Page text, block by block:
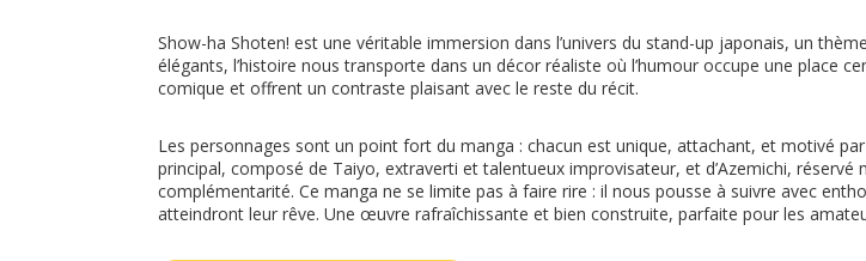
Show-ha Shoten! est une véritable immersion dans l’univers du stand-up japonais, un
élégants, l’histoire nous transporte dans un décor réaliste où l’humour occupe une place
comique et offrent un contraste plaisant avec le reste du récit.
Les personnages sont un point fort du manga : chacun est unique, attachant, et motivé
principal, composé de Taiyo, extraverti et talentueux improvisateur, et d’Azemichi,
complémentarité. Ce manga ne se limite pas à faire rire : il nous pousse à suivre avec
atteindront leur rêve. Une œuvre rafraîchissante et bien construite, parfaite pour les